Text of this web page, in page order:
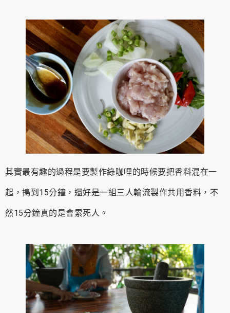
其實最有趣的過程是要製作綠咖哩的時候要把香料混在一
起，搗到15分鐘，還好是一組三人輪流製作共用香料，不
然15分鐘真的是會累死人。